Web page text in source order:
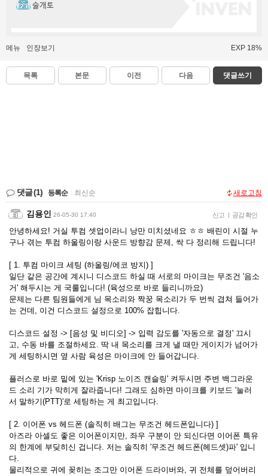
술개토
메뉴 인장보기 EXP 18%
목록 본문 이전 다음 댓글쓰기
댓글(1) 등록순 최신순 새로고침
김용인 26-05-30 17:40 신고 | 공감 확인
안녕하세요! 거실 투컴 셋업이라니 낭만 미치셨네요 ㅎㅎ 배린이 시절 누
구나 겪는 투컴 하울링이랑 사운드 방향감 문제, 싹 다 정리해 드립니다!
[ 1. 투컴 마이크 세팅 (하울링/에코 방지) ]
일단 같은 공간에 계시니 디스코드 하실 때 서로의 마이크는 무조건 '음소
거' 해두시는 게 국룰입니다! (육성으로 바로 들리니까요)
문제는 다른 팀원들에게 님 목소리와 짝꿍 목소리가 두 번씩 겹쳐 들어가
는 건데, 이건 디스코드 설정으로 100% 잡힙니다.
디스코드 설정 -> [음성 및 비디오] -> 입력 감도를 '자동으로 결정' 끄시
고, 수동 바를 조절하세요. 딱 내 목소리를 크게 낼 때만 게이지가 넘어가
게 세팅하시면 옆 사람 육성은 마이크에 안 들어갑니다.
플러스로 바로 밑에 있는 'Krisp 노이즈 캔슬링' 켜두시면 주변 백그라운
드 소리 기가 막히게 잘라줍니다! 그래도 심하면 마이크를 키보드 '눌러
서 말하기(PTT)'로 세팅하는 게 최고입니다.
[ 2. 이어폰 vs 헤드폰 (솔직히 배그는 무조건 헤드폰입니다) ]
아즈라 아셀도 좋은 이어폰이지만, 좌우 구분이 안 되신다면 이어폰 특유
의 한계에 부딪히신 겁니다. 저는 솔직히 '무조건 헤드폰(헤드셋)파' 입니
다.
물리적으로 귀에 꽂히는 조그만 이어폰 드라이버와, 귀 전체를 덮어버리